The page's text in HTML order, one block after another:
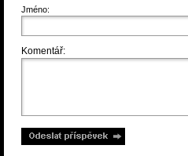
Jméno:
Komentář: